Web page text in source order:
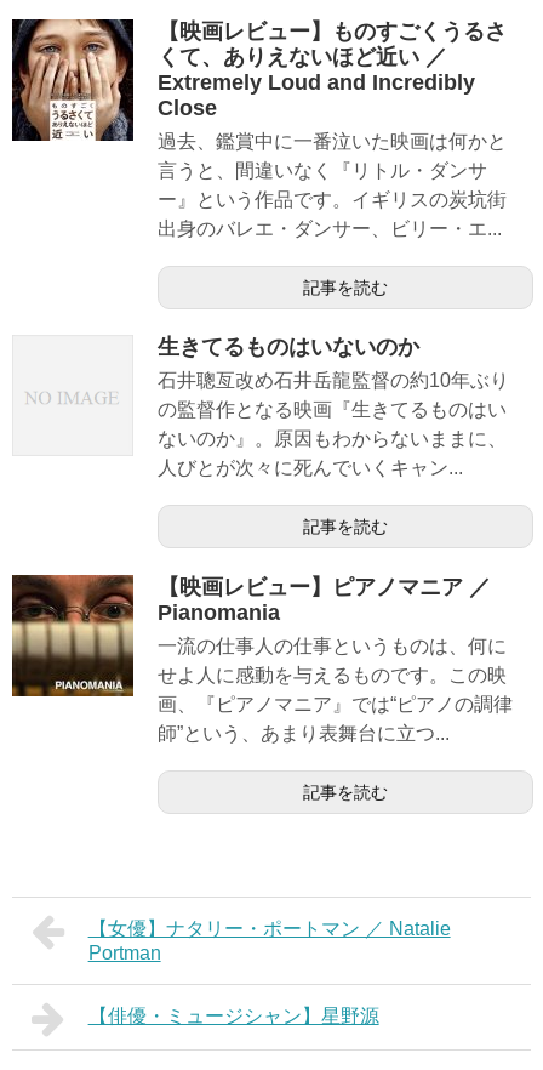
【映画レビュー】ものすごくうるさ
くて、ありえないほど近い ／
Extremely Loud and Incredibly
Close
過去、鑑賞中に一番泣いた映画は何かと
言うと、間違いなく『リトル・ダンサ
ー』という作品です。イギリスの炭坑街
出身のバレエ・ダンサー、ビリー・エ...
記事を読む
生きてるものはいないのか
石井聰亙改め石井岳龍監督の約10年ぶり
の監督作となる映画『生きてるものはい
ないのか』。原因もわからないままに、
人びとが次々に死んでいくキャン...
記事を読む
【映画レビュー】ピアノマニア ／
Pianomania
一流の仕事人の仕事というものは、何に
せよ人に感動を与えるものです。この映
画、『ピアノマニア』では“ピアノの調律
師”という、あまり表舞台に立つ...
記事を読む
【女優】ナタリー・ポートマン ／ Natalie
Portman
【俳優・ミュージシャン】星野源